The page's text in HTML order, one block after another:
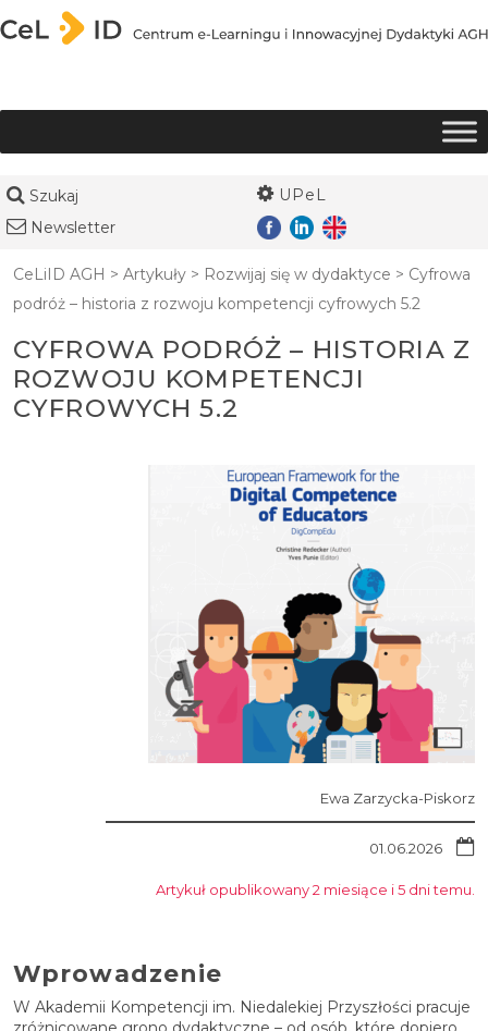
Przejdź do treści
Szukaj
UPeL
Newsletter
CeLiID AGH > Artykuły > Rozwijaj się w dydaktyce > Cyfrowa
podróż – historia z rozwoju kompetencji cyfrowych 5.2
CYFROWA PODRÓŻ – HISTORIA Z
ROZWOJU KOMPETENCJI
CYFROWYCH 5.2
Ewa Zarzycka-Piskorz
01.06.2026
Artykuł opublikowany 2 miesiące i 5 dni temu.
Wprowadzenie
W Akademii Kompetencji im. Niedalekiej Przyszłości pracuje